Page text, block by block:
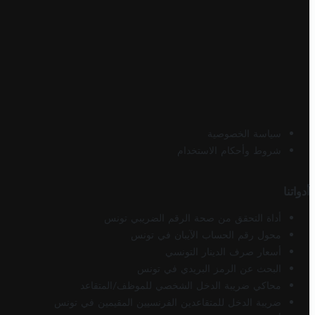
سياسة الخصوصية
شروط وأحكام الاستخدام
أدواتنا
أداة التحقق من صحة الرقم الضريبي تونس
محول رقم الحساب الآيبان في تونس
أسعار صرف الدينار التونسي
البحث عن الرمز البريدي في تونس
محاكي ضريبة الدخل الشخصي للموظف/المتقاعد
ضريبة الدخل للمتقاعدين الفرنسيين المقيمين في تونس